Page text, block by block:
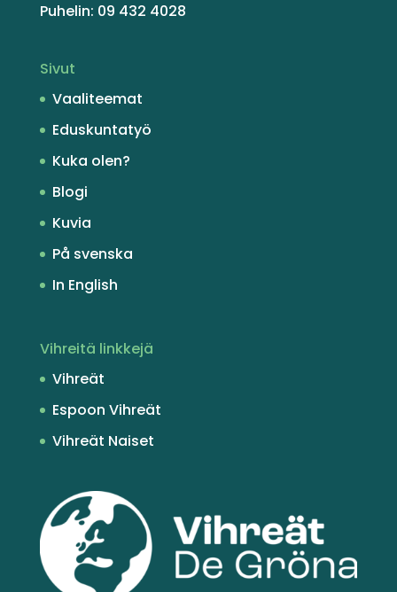
Puhelin: 09 432 4028
Sivut
Vaaliteemat
Eduskuntatyö
Kuka olen?
Blogi
Kuvia
På svenska
In English
Vihreitä linkkejä
Vihreät
Espoon Vihreät
Vihreät Naiset